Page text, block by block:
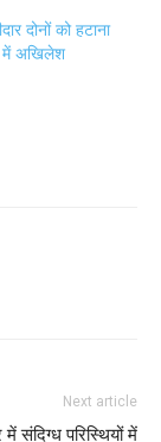
दोनों को हटाना
में अखिलेश
Next article
में संदिग्ध परिस्थियों में